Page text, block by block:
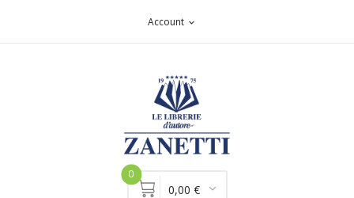
Account expand_more
0
0,00 €